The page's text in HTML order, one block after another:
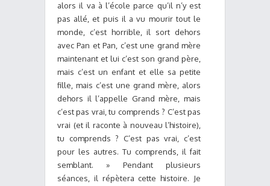
alors il va à l’école parce qu’il n’y est
pas allé, et puis il a vu mourir tout le
monde, c’est horrible, il sort dehors
avec Pan et Pan, c’est une grand mère
maintenant et lui c’est son grand père,
mais c’est un enfant et elle sa petite
fille, mais c’est une grand mère, alors
dehors il l’appelle Grand mère, mais
c’est pas vrai, tu comprends ? C’est pas
vrai (et il raconte à nouveau l’histoire),
tu comprends ? C’est pas vrai, c’est
pour les autres. Tu comprends, il fait
semblant. » Pendant plusieurs
séances, il répètera cette histoire. Je